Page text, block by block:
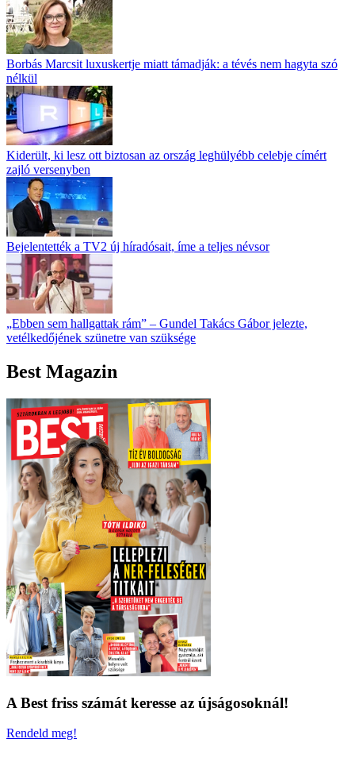
Borbás Marcsit luxuskertje miatt támadják: a tévés nem hagyta szó
nélkül
Kiderült, ki lesz ott biztosan az ország leghülyébb celebje címért
zajló versenyben
Bejelentették a TV2 új híradósait, íme a teljes névsor
„Ebben sem hallgattak rám” – Gundel Takács Gábor jelezte,
vetélkedőjének szünetre van szüksége
Best Magazin
A Best friss számát keresse az újságosoknál!
Rendeld meg!